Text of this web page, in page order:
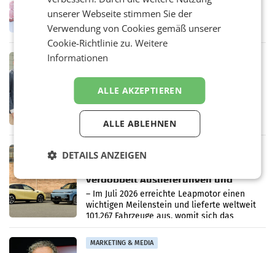
WIENER NEUDORF. – Im Rahmen einer
laufenden Modernisierungsoffensive
erneuert Penny zwei Filialen in Nieder- und
Oberösterreich. Die beiden Standorte liegen
in Haag sowie im rund
RETAIL
Alles bereit für den Wechsel: Jürgen
Albrecht setzt ab 1.1.2027 auf Adeg
WIENER NEUDORF. – Die geplante
Zusammenarbeit zwischen Adeg und dem
Vorarlberger Kaufmann Jürgen Albrecht ist
kartellrechtlich freigegeben: Die
Bundeswettbewerbsbehörde und der
Bundeskartellanwalt
MOBILITY BUSINESS
verdoppelt Auslieferungen und
überschreitet die 100.000er-Marke
– Im Juli 2026 erreichte Leapmotor einen
wichtigen Meilenstein und lieferte weltweit
101.267 Fahrzeuge aus, womit sich das
Ergebnis gegenüber Juli 2025 mehr als
verdoppelte (+102
MARKETING & MEDIA
unserer Webseite stimmen Sie der
Verwendung von Cookies gemäß unserer
Cookie-Richtlinie zu.Weitere
Informationen
ALLE AKZEPTIEREN
ALLE ABLEHNEN
DETAILS ANZEIGEN